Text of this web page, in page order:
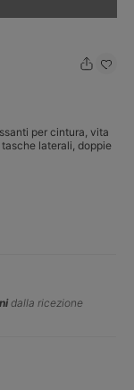
per cintura, vita
laterali, doppie
dalla ricezione